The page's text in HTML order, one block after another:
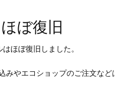
ぼ復旧
はほぼ復旧しました。
みやエコショップのご注文な